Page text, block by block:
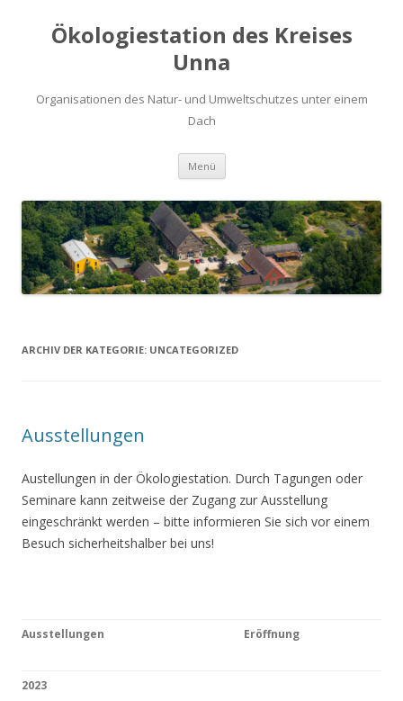
Ökologiestation des Kreises
Unna
Organisationen des Natur- und Umweltschutzes unter einem
Dach
Menü Zum
springen
ARCHIV DER KATEGORIE: UNCATEGORIZED
Ausstellungen
Austellungen in der Ökologiestation. Durch Tagungen oder
Seminare kann zeitweise der Zugang zur Ausstellung
eingeschränkt werden – bitte informieren Sie sich vor einem
Besuch sicherheitshalber bei uns!
Ausstellungen Eröffnung
2023